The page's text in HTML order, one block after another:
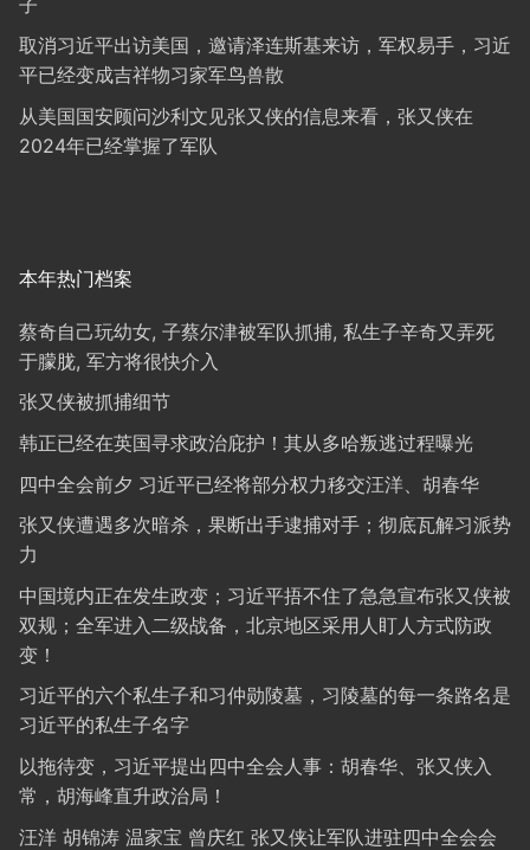
取消习近平出访美国，邀请泽连斯基来访，军权易手，习近
平已经变成吉祥物习家军鸟兽散
从美国国安顾问沙利文见张又侠的信息来看，张又侠在
2024年已经掌握了军队
本年热门档案
蔡奇自己玩幼女, 子蔡尔津被军队抓捕, 私生子辛奇又弄死
于朦胧, 军方将很快介入
张又侠被抓捕细节
韩正已经在英国寻求政治庇护！其从多哈叛逃过程曝光
四中全会前夕 习近平已经将部分权力移交汪洋、胡春华
张又侠遭遇多次暗杀，果断出手逮捕对手；彻底瓦解习派势
力
中国境内正在发生政变；习近平捂不住了急急宣布张又侠被
双规；全军进入二级战备，北京地区采用人盯人方式防政
变！
习近平的六个私生子和习仲勋陵墓，习陵墓的每一条路名是
习近平的私生子名字
以拖待变，习近平提出四中全会人事：胡春华、张又侠入
常，胡海峰直升政治局！
汪洋 胡锦涛 温家宝 曾庆红 张又侠让军队进驻四中全会会